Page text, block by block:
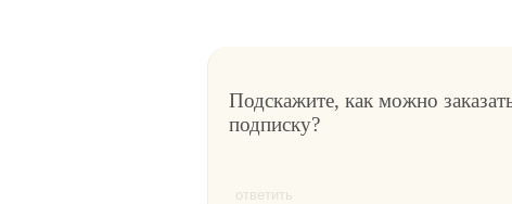
Подскажите, как можно
подписку?
ответить